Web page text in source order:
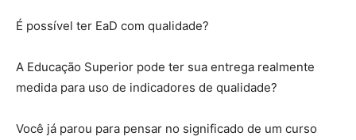
É possível ter EaD com qualidade?
A Educação Superior pode ter sua entrega realmente
medida para uso de indicadores de qualidade?
Você já parou para pensar no significado de um curso